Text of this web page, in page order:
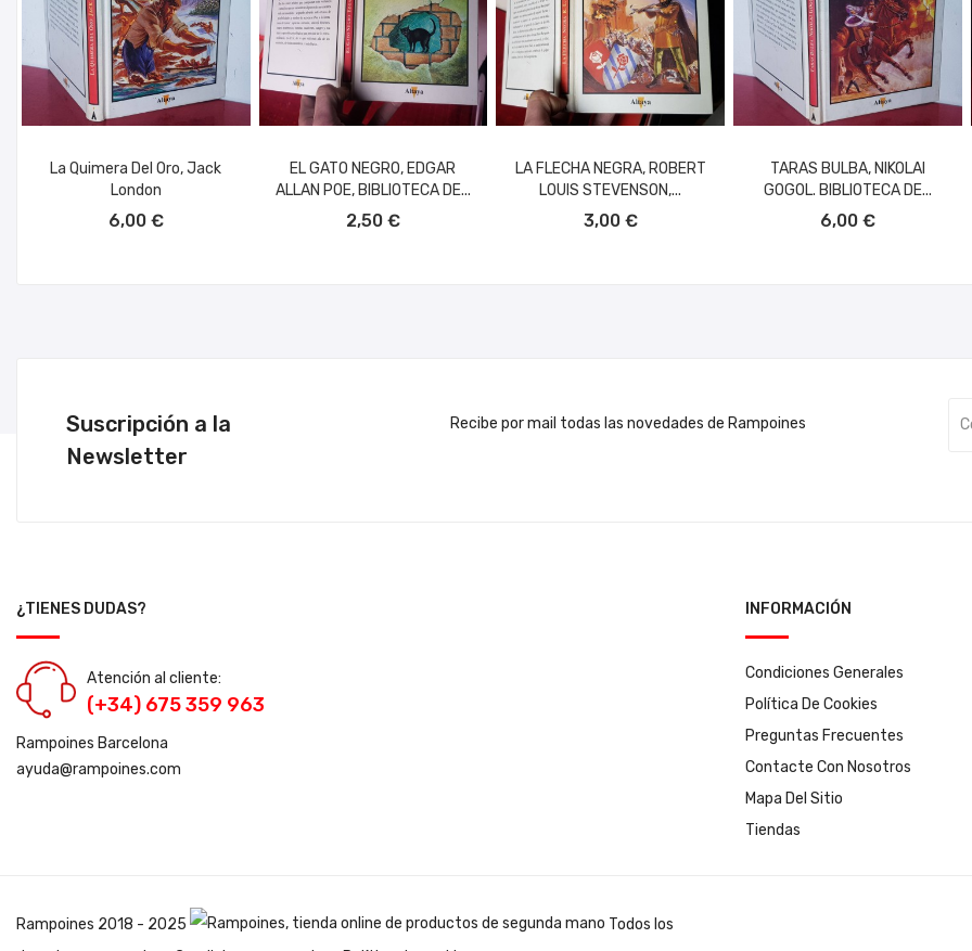
La Quimera Del Oro, Jack
London
6,00 €
EL GATO NEGRO, EDGAR
ALLAN POE, BIBLIOTECA DE...
2,50 €
LA FLECHA NEGRA, ROBERT
LOUIS STEVENSON,...
3,00 €
TARAS BULBA, NIKOLAI
GOGOL. BIBLIOTECA DE...
6,00 €
Suscripción a la
Newsletter
Recibe por mail todas las novedades de Rampoines
¿TIENES DUDAS?
Atención al cliente:
(+34) 675 359 963
Rampoines Barcelona
ayuda@rampoines.com
INFORMACIÓN
Condiciones Generales
Política De Cookies
Preguntas Frecuentes
Contacte Con Nosotros
Mapa Del Sitio
Tiendas
Rampoines 2018 - 2025
Todos los